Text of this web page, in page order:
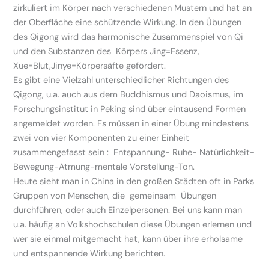
zirkuliert im Körper nach verschiedenen Mustern und hat an
der Oberfläche eine schützende Wirkung. In den Übungen
des Qigong wird das harmonische Zusammenspiel von Qi
und den Substanzen des Körpers Jing=Essenz,
Xue=Blut,Jinye=Körpersäfte gefördert.
Es gibt eine Vielzahl unterschiedlicher Richtungen des
Qigong, u.a. auch aus dem Buddhismus und Daoismus, im
Forschungsinstitut in Peking sind über eintausend Formen
angemeldet worden. Es müssen in einer Übung mindestens
zwei von vier Komponenten zu einer Einheit
zusammengefasst sein : Entspannung- Ruhe- Natürlichkeit-
Bewegung-Atmung-mentale Vorstellung-Ton.
Heute sieht man in China in den großen Städten oft in Parks
Gruppen von Menschen, die gemeinsam Übungen
durchführen, oder auch Einzelpersonen. Bei uns kann man
u.a. häufig an Volkshochschulen diese Übungen erlernen und
wer sie einmal mitgemacht hat, kann über ihre erholsame
und entspannende Wirkung berichten.